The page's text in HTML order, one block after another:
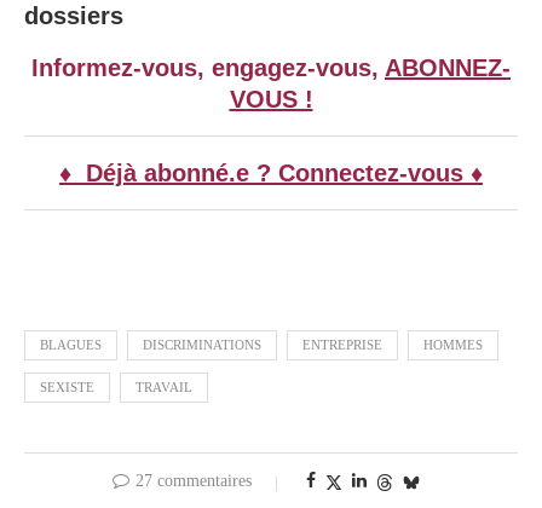
dossiers
Informez-vous, engagez-vous, ABONNEZ-
VOUS !
♦ Déjà abonné.e ? Connectez-vous ♦
BLAGUES DISCRIMINATIONS ENTREPRISE HOMMES
SEXISTE TRAVAIL
27 commentaires